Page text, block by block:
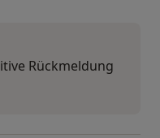
Rückmeldung